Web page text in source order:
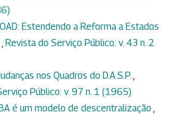
Estendendo a Reforma a Estados
, Revista do Serviço Público: v. 43 n. 2
nos Quadros do D.A.S.P.,
Público: v. 97 n. 1 (1965)
é um modelo de descentralização ,